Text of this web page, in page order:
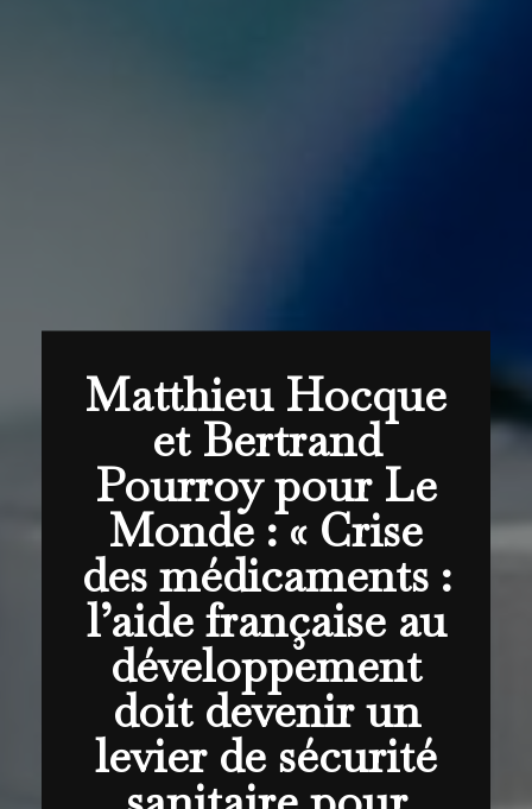
Matthieu Hocque
et Bertrand
Pourroy pour Le
Monde : « Crise
des médicaments :
l’aide française au
développement
doit devenir un
levier de sécurité